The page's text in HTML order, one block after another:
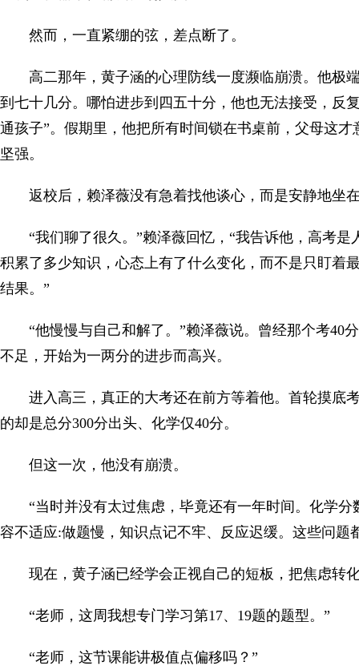
然而，一直紧绷的弦，差点断了。
高二那年，黄子涵的心理防线一度濒临崩溃。他极
到七十几分。哪怕进步到四五十分，他也无法接受，反
通孩子”。假期里，他把所有时间锁在书桌前，父母这
坚强。
返校后，赖泽薇没有急着找他谈心，而是安静地坐
“我们聊了很久。”赖泽薇回忆，“我告诉他，高考
积累了多少知识，心态上有了什么变化，而不是只盯着
结果。”
“他慢慢与自己和解了。”赖泽薇说。曾经那个考40
不足，开始为一两分的进步而高兴。
进入高三，真正的大考还在前方等着他。首轮摸底
的却是总分300分出头、化学仅40分。
但这一次，他没有崩溃。
“当时并没有太过焦虑，毕竟还有一年时间。化学
容不适应:做题慢，知识点记不牢、反应迟缓。这些问题
现在，黄子涵已经学会正视自己的短板，把焦虑转
“老师，这周我想专门学习第17、19题的题型。”
“老师，这节课能讲极值点偏移吗？”